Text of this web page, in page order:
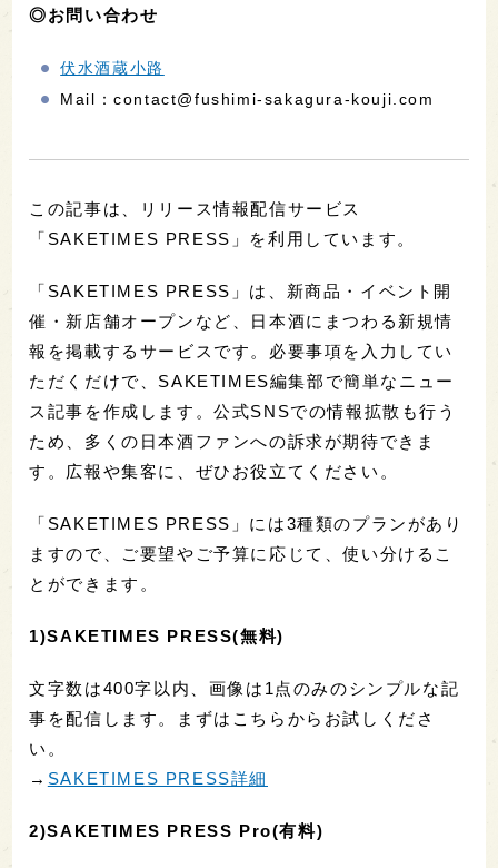
◎お問い合わせ
伏水酒蔵小路
Mail：contact@fushimi-sakagura-kouji.com
この記事は、リリース情報配信サービス
「SAKETIMES PRESS」を利用しています。
「SAKETIMES PRESS」は、新商品・イベント開
催・新店舗オープンなど、日本酒にまつわる新規情
報を掲載するサービスです。必要事項を入力してい
ただくだけで、SAKETIMES編集部で簡単なニュー
ス記事を作成します。公式SNSでの情報拡散も行う
ため、多くの日本酒ファンへの訴求が期待できま
す。広報や集客に、ぜひお役立てください。
「SAKETIMES PRESS」には3種類のプランがあり
ますので、ご要望やご予算に応じて、使い分けるこ
とができます。
1)SAKETIMES PRESS(無料)
文字数は400字以内、画像は1点のみのシンプルな記
事を配信します。まずはこちらからお試しくださ
い。
→ SAKETIMES PRESS詳細
2)SAKETIMES PRESS Pro(有料)